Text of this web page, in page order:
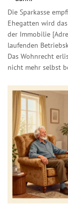
Die Sparkasse
Ehegatten wird
der Immobilie
laufenden
Das Wohnrecht
nicht mehr selbst